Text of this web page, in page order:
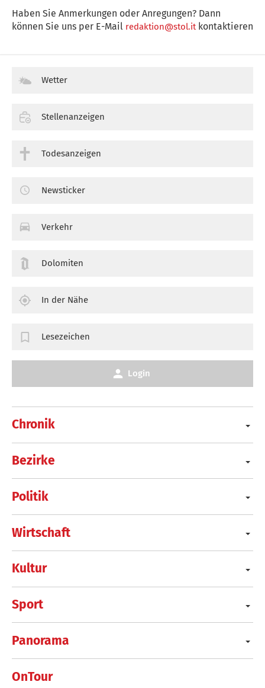
Haben Sie Anmerkungen oder Anregungen? Dann
können Sie uns per E-Mail redaktion@stol.itkontaktieren
Chronik
Bezirke
Politik
Wirtschaft
Kultur
Sport
Panorama
OnTour
Wetter
Stellenanzeigen
Todesanzeigen
Newsticker
Verkehr
Dolomiten
In der Nähe
Lesezeichen
Login